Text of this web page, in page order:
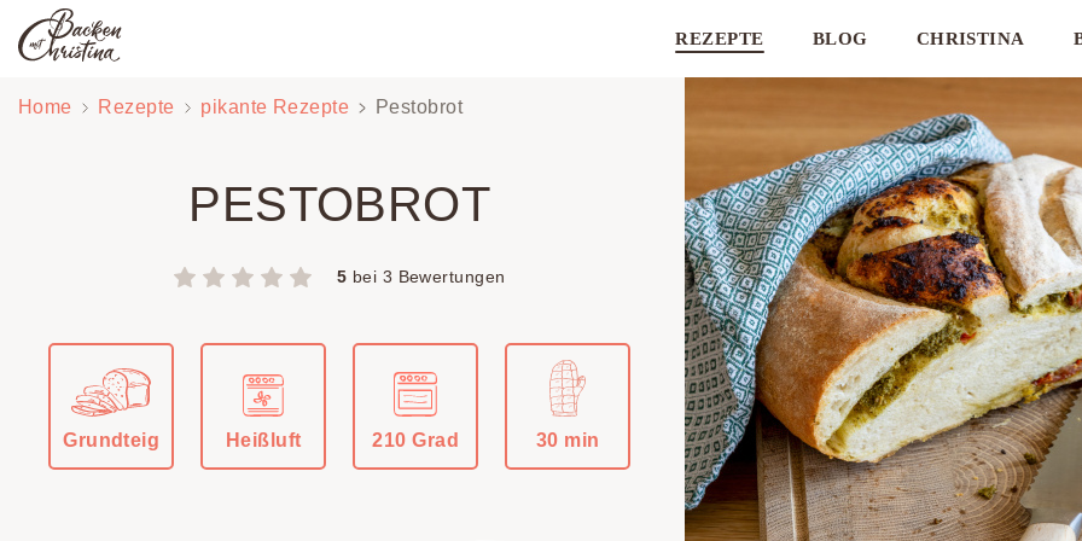
Inhalt
REZEPTE BLOG CHRISTINA
Home Rezepte pikante Rezepte Pestobrot
PESTOBROT
5 bei 3 Bewertungen
Grundteig Heißluft 210 Grad 30 min